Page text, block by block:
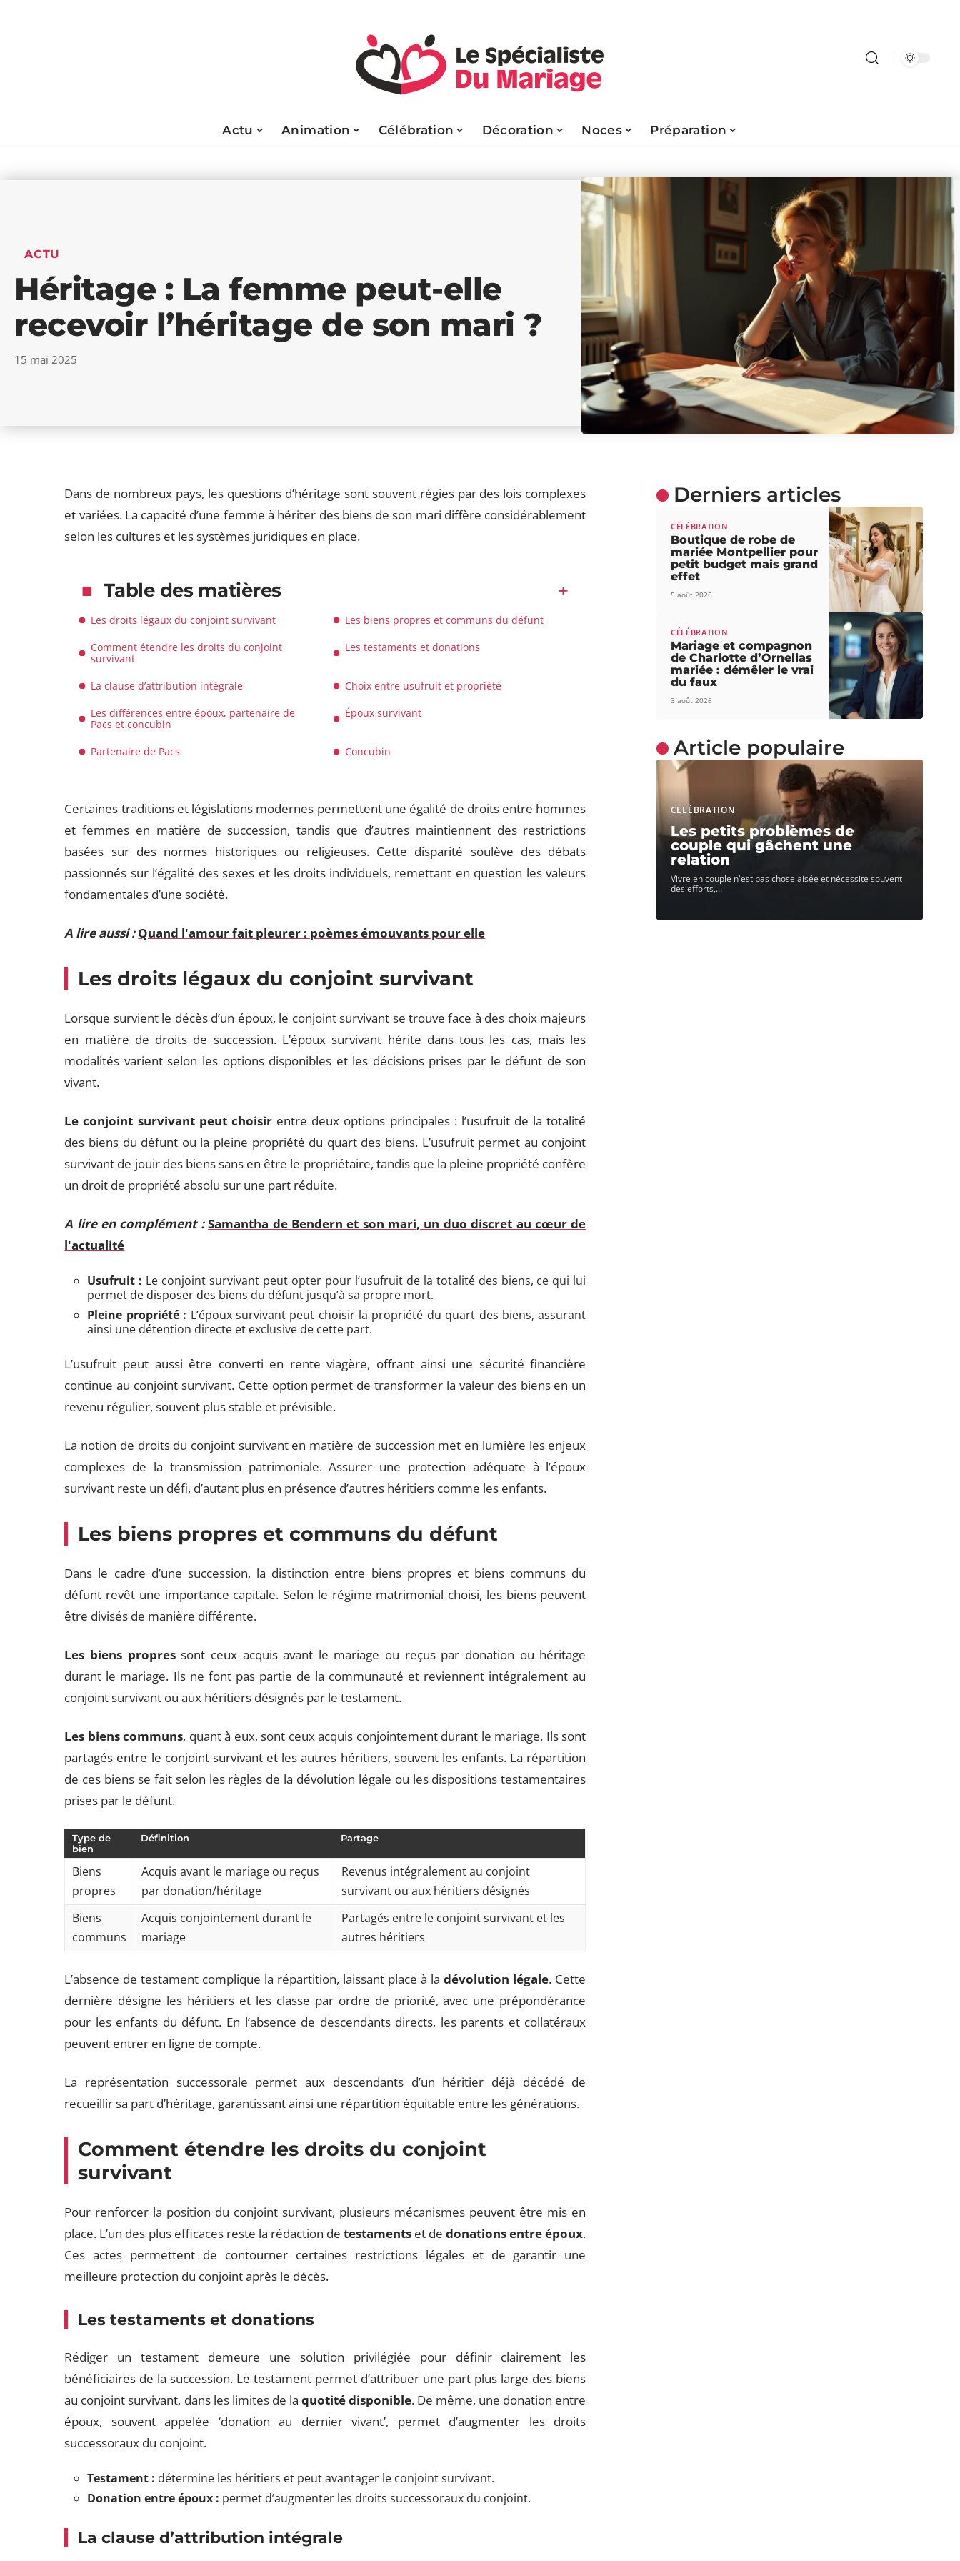
Actu Animation Célébration Décoration Noces Préparation
ACTU
Héritage : La femme peut-elle
recevoir l’héritage de son mari ?
15 mai 2025
Dans de nombreux pays, les questions d’héritage sont souvent régies par des lois complexes
et variées. La capacité d’une femme à hériter des biens de son mari diffère considérablement
selon les cultures et les systèmes juridiques en place.
Table des matières
Les droits légaux du conjoint survivant
Les biens propres et communs du défunt
Comment étendre les droits du conjoint
survivant
Les testaments et donations
La clause d’attribution intégrale
Choix entre usufruit et propriété
Les différences entre époux, partenaire de
Pacs et concubin
Époux survivant
Partenaire de Pacs Concubin
Certaines traditions et législations modernes permettent une égalité de droits entre hommes
et femmes en matière de succession, tandis que d’autres maintiennent des restrictions
basées sur des normes historiques ou religieuses. Cette disparité soulève des débats
passionnés sur l’égalité des sexes et les droits individuels, remettant en question les valeurs
fondamentales d’une société.
A lire aussi : Quand l'amour fait pleurer : poèmes émouvants pour elle
Les droits légaux du conjoint survivant
Lorsque survient le décès d’un époux, le conjoint survivant se trouve face à des choix majeurs
en matière de droits de succession. L’époux survivant hérite dans tous les cas, mais les
modalités varient selon les options disponibles et les décisions prises par le défunt de son
vivant.
Le conjoint survivant peut choisirentre deux options principales : l’usufruit de la totalité
des biens du défunt ou la pleine propriété du quart des biens. L’usufruit permet au conjoint
survivant de jouir des biens sans en être le propriétaire, tandis que la pleine propriété confère
un droit de propriété absolu sur une part réduite.
A lire en complément : Samantha de Bendern et son mari, un duo discret au cœur de
l'actualité
Usufruit : Le conjoint survivant peut opter pour l’usufruit de la totalité des biens, ce qui lui
permet de disposer des biens du défunt jusqu’à sa propre mort.
Pleine propriété : L’époux survivant peut choisir la propriété du quart des biens, assurant
ainsi une détention directe et exclusive de cette part.
L’usufruit peut aussi être converti en rente viagère, offrant ainsi une sécurité financière
continue au conjoint survivant. Cette option permet de transformer la valeur des biens en un
revenu régulier, souvent plus stable et prévisible.
La notion de droits du conjoint survivant en matière de succession met en lumière les enjeux
complexes de la transmission patrimoniale. Assurer une protection adéquate à l’époux
survivant reste un défi, d’autant plus en présence d’autres héritiers comme les enfants.
Les biens propres et communs du défunt
Dans le cadre d’une succession, la distinction entre biens propres et biens communs du
défunt revêt une importance capitale. Selon le régime matrimonial choisi, les biens peuvent
être divisés de manière différente.
Les biens propressont ceux acquis avant le mariage ou reçus par donation ou héritage
durant le mariage. Ils ne font pas partie de la communauté et reviennent intégralement au
conjoint survivant ou aux héritiers désignés par le testament.
Les biens communs, quant à eux, sont ceux acquis conjointement durant le mariage. Ils sont
partagés entre le conjoint survivant et les autres héritiers, souvent les enfants. La répartition
de ces biens se fait selon les règles de la dévolution légale ou les dispositions testamentaires
prises par le défunt.
Type de
bien
Définition Partage
Biens
propres
Acquis avant le mariage ou reçus
par donation/héritage
Revenus intégralement au conjoint
survivant ou aux héritiers désignés
Biens
communs
Acquis conjointement durant le
mariage
Partagés entre le conjoint survivant et les
autres héritiers
L’absence de testament complique la répartition, laissant place à ladévolution légale. Cette
dernière désigne les héritiers et les classe par ordre de priorité, avec une prépondérance
pour les enfants du défunt. En l’absence de descendants directs, les parents et collatéraux
peuvent entrer en ligne de compte.
La représentation successorale permet aux descendants d’un héritier déjà décédé de
recueillir sa part d’héritage, garantissant ainsi une répartition équitable entre les générations.
Comment étendre les droits du conjoint
survivant
Pour renforcer la position du conjoint survivant, plusieurs mécanismes peuvent être mis en
place. L’un des plus efficaces reste la rédaction de testaments et dedonations entre époux.
Ces actes permettent de contourner certaines restrictions légales et de garantir une
meilleure protection du conjoint après le décès.
Les testaments et donations
Rédiger un testament demeure une solution privilégiée pour définir clairement les
bénéficiaires de la succession. Le testament permet d’attribuer une part plus large des biens
au conjoint survivant, dans les limites de la quotité disponible. De même, une donation entre
époux, souvent appelée ‘donation au dernier vivant’, permet d’augmenter les droits
successoraux du conjoint.
Testament : détermine les héritiers et peut avantager le conjoint survivant.
Donation entre époux : permet d’augmenter les droits successoraux du conjoint.
La clause d’attribution intégrale
Derniers articles
CÉLÉBRATION
Boutique de robe de
mariée Montpellier pour
petit budget mais grand
effet
5 août 2026
CÉLÉBRATION
Mariage et compagnon
de Charlotte d’Ornellas
mariée : démêler le vrai
du faux
3 août 2026
Article populaire
CÉLÉBRATION
Les petits problèmes de
couple qui gâchent une
relation
Vivre en couple n'est pas chose aisée et nécessite souvent
des efforts,…